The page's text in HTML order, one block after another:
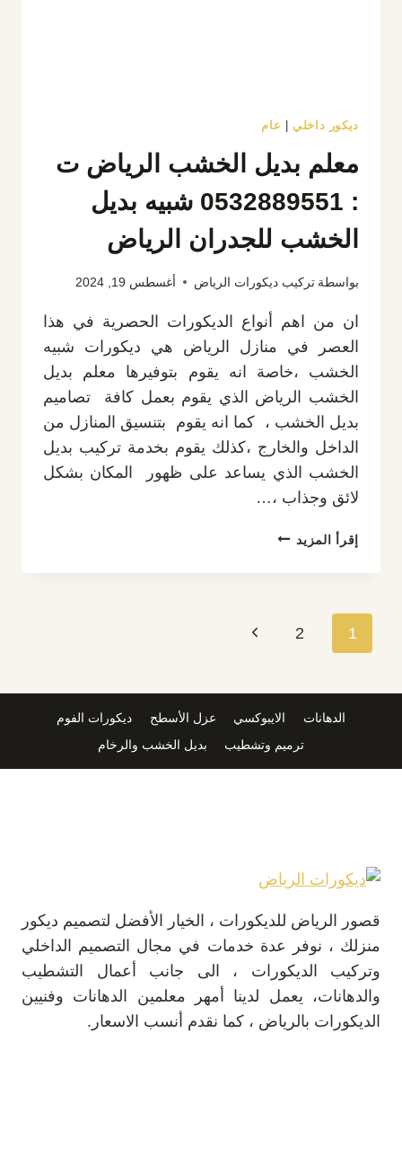
ديكور داخلي عام
معلم بديل الخشب الرياض ت
: 0532889551 شبيه بديل
الخشب للجدران الرياض
بواسطة تركيب ديكورات الرياض أغسطس 19, 2024
ان من اهم أنواع الديكورات الحصرية في هذا
العصر في منازل الرياض هي ديكورات شبيه
الخشب ،خاصة انه يقوم بتوفيرها معلم بديل
الخشب الرياض الذي يقوم بعمل كافة تصاميم
بديل الخشب ، كما انه يقوم بتنسيق المنازل من
الداخل والخارج ،كذلك يقوم بخدمة تركيب بديل
الخشب الذي يساعد على ظهور المكان بشكل
لائق وجذاب ،…
إقرأ المزيد معلم
الخشب
:
الخشب
للجدران
تنقل
1
2
الصفحة
الدهانات الايبوكسي عزل الأسطح
ديكورات الفوم
ترميم وتشطيب
بديل الخشب والرخام
قصور الرياض للديكورات ، الخيار الأفضل لتصميم ديكور
منزلك ، نوفر عدة خدمات في مجال التصميم الداخلي
وتركيب الديكورات ، الى جانب أعمال التشطيب
والدهانات، يعمل لدينا أمهر معلمين الدهانات وفنيين
الديكورات بالرياض ، كما نقدم أنسب الاسعار.